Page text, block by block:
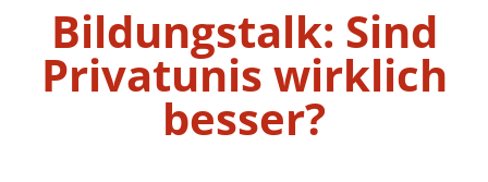
Bildungstalk: Sind
Privatunis wirklich
besser?